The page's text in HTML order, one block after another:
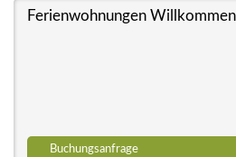
Ferienwohnungen Willkommen
Buchungsanfrage